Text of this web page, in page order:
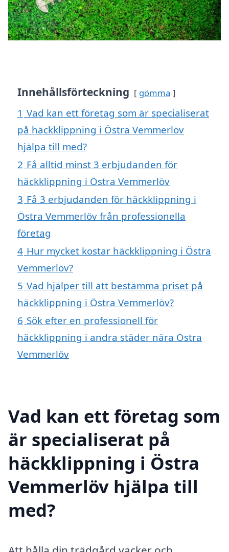
Innehållsförteckning gömma
1 Vad kan ett företag som är specialiserat
på häckklippning i Östra Vemmerlöv
hjälpa till med?
2 Få alltid minst 3 erbjudanden för
häckklippning i Östra Vemmerlöv
3 Få 3 erbjudanden för häckklippning i
Östra Vemmerlöv från professionella
företag
4 Hur mycket kostar häckklippning i Östra
Vemmerlöv?
5 Vad hjälper till att bestämma priset på
häckklippning i Östra Vemmerlöv?
6 Sök efter en professionell för
häckklippning i andra städer nära Östra
Vemmerlöv
Vad kan ett företag som
är specialiserat på
häckklippning i Östra
Vemmerlöv hjälpa till
med?